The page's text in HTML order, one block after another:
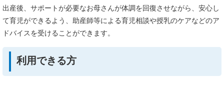
出産後、サポートが必要なお母さんが体調を回復させながら、安心し
て育児ができるよう、助産師等による育児相談や授乳のケアなどのア
ドバイスを受けることができます。
利用できる方